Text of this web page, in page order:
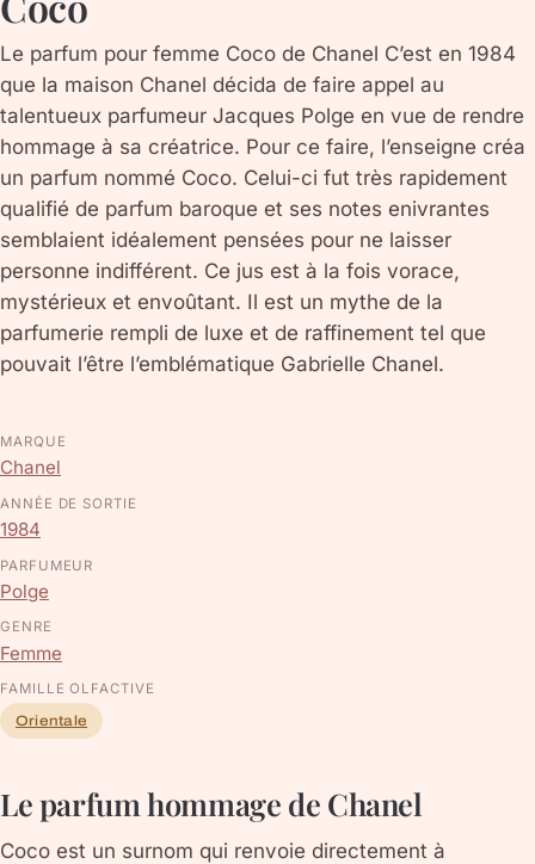
Le parfum pour femme Coco de Chanel C’est en 1984
que la maison Chanel décida de faire appel au
talentueux parfumeur Jacques Polge en vue de rendre
hommage à sa créatrice. Pour ce faire, l’enseigne créa
un parfum nommé Coco. Celui-ci fut très rapidement
qualifié de parfum baroque et ses notes enivrantes
semblaient idéalement pensées pour ne laisser
personne indifférent. Ce jus est à la fois vorace,
mystérieux et envoûtant. Il est un mythe de la
parfumerie rempli de luxe et de raffinement tel que
pouvait l’être l’emblématique Gabrielle Chanel.
MARQUE
Chanel
ANNÉE DE SORTIE
1984
PARFUMEUR
Polge
GENRE
Femme
FAMILLE OLFACTIVE
Orientale
Le parfum hommage de Chanel
Coco est un surnom qui renvoie directement à